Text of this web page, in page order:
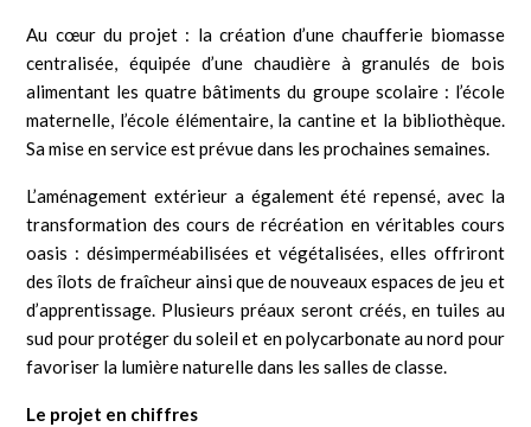
Au cœur du projet : la création d’une chaufferie biomasse
centralisée, équipée d’une chaudière à granulés de bois
alimentant les quatre bâtiments du groupe scolaire : l’école
maternelle, l’école élémentaire, la cantine et la bibliothèque.
Sa mise en service est prévue dans les prochaines semaines.
L’aménagement extérieur a également été repensé, avec la
transformation des cours de récréation en véritables cours
oasis : désimperméabilisées et végétalisées, elles offriront
des îlots de fraîcheur ainsi que de nouveaux espaces de jeu et
d’apprentissage. Plusieurs préaux seront créés, en tuiles au
sud pour protéger du soleil et en polycarbonate au nord pour
favoriser la lumière naturelle dans les salles de classe.
Le projet en chiffres